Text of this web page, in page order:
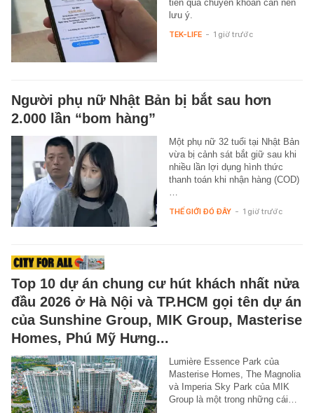
tiền qua chuyển khoản cần nên
lưu ý.
TEK-LIFE - 1 giờ trước
Người phụ nữ Nhật Bản bị bắt sau hơn
2.000 lần “bom hàng”
Một phụ nữ 32 tuổi tại Nhật Bản
vừa bị cảnh sát bắt giữ sau khi
nhiều lần lợi dụng hình thức
thanh toán khi nhận hàng (COD)
…
THẾ GIỚI ĐÓ ĐÂY - 1 giờ trước
Top 10 dự án chung cư hút khách nhất nửa
đầu 2026 ở Hà Nội và TP.HCM gọi tên dự án
của Sunshine Group, MIK Group, Masterise
Homes, Phú Mỹ Hưng...
Lumière Essence Park của
Masterise Homes, The Magnolia
và Imperia Sky Park của MIK
Group là một trong những cái…